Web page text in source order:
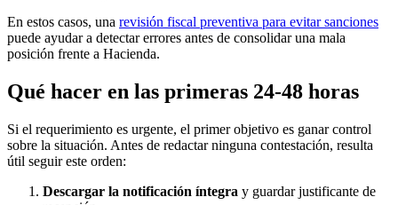
En estos casos, una revisión fiscal preventiva para evitar sanciones
puede ayudar a detectar errores antes de consolidar una mala
posición frente a Hacienda.
Qué hacer en las primeras 24-48 horas
Si el requerimiento es urgente, el primer objetivo es ganar control
sobre la situación. Antes de redactar ninguna contestación, resulta
útil seguir este orden:
Descargar la notificación íntegra y guardar justificante de